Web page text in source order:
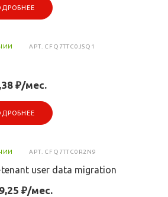
АРТ. CFQ7TTC0JSQ1
₽/мес.
АРТ. CFQ7TTC0R2N9
user data migration
₽/мес.